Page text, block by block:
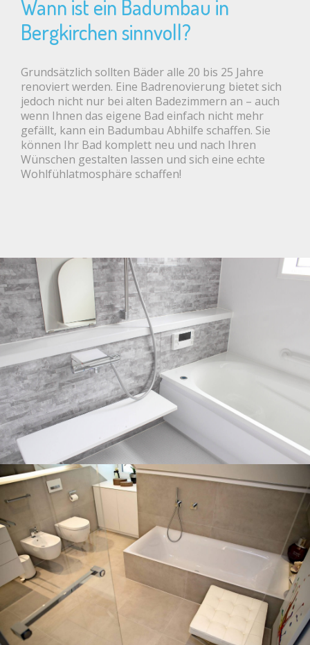
Wann ist ein Badumbau in
Bergkirchen sinnvoll?
Grundsätzlich sollten Bäder alle 20 bis 25 Jahre
renoviert werden. Eine Badrenovierung bietet sich
jedoch nicht nur bei alten Badezimmern an – auch
wenn Ihnen das eigene Bad einfach nicht mehr
gefällt, kann ein Badumbau Abhilfe schaffen. Sie
können Ihr Bad komplett neu und nach Ihren
Wünschen gestalten lassen und sich eine echte
Wohlfühlatmosphäre schaffen!